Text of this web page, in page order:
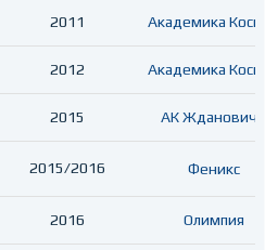
2011 Академика
2012 Академика
2015 АК Ждановичи
2015/2016 Феникс
2016 Олимпия